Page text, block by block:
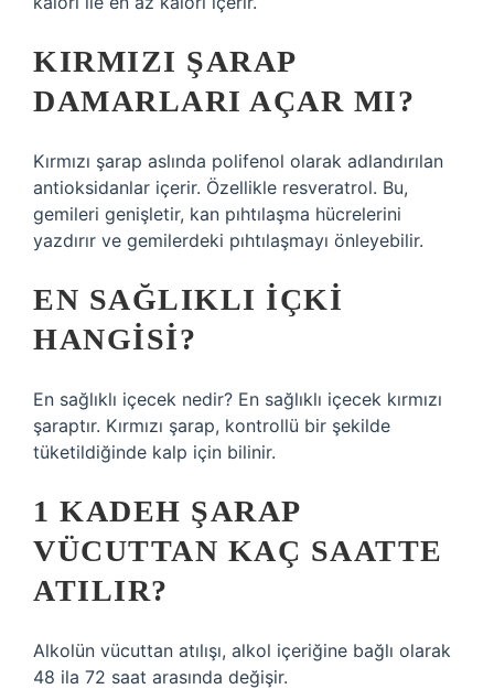
KIRMIZI ŞARAP
DAMARLARI AÇAR MI?
Kırmızı şarap aslında polifenol olarak adlandırılan
antioksidanlar içerir. Özellikle resveratrol. Bu,
gemileri genişletir, kan pıhtılaşma hücrelerini
yazdırır ve gemilerdeki pıhtılaşmayı önleyebilir.
EN SAĞLIKLI IÇKI
HANGISI?
En sağlıklı içecek nedir? En sağlıklı içecek kırmızı
şaraptır. Kırmızı şarap, kontrollü bir şekilde
tüketildiğinde kalp için bilinir.
1 KADEH ŞARAP
VÜCUTTAN KAÇ SAATTE
ATILIR?
Alkolün vücuttan atılışı, alkol içeriğine bağlı olarak
48 ila 72 saat arasında değişir.